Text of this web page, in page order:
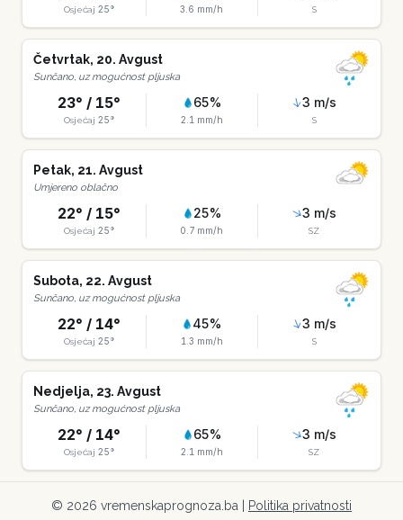
Osjećaj 25° 3.6 mm/h S
Četvrtak, 20. Avgust
Sunčano, uz mogućnost pljuska
23° / 15°
Osjećaj 25°
65%
2.1 mm/h
3 m/s
S
Petak, 21. Avgust
Umjereno oblačno
22° / 15°
Osjećaj 25°
25%
0.7 mm/h
3 m/s
SZ
Subota, 22. Avgust
Sunčano, uz mogućnost pljuska
22° / 14°
Osjećaj 25°
45%
1.3 mm/h
3 m/s
S
Nedjelja, 23. Avgust
Sunčano, uz mogućnost pljuska
22° / 14°
Osjećaj 25°
65%
2.1 mm/h
3 m/s
SZ
© 2026 vremenskaprognoza.ba | Politika privatnosti